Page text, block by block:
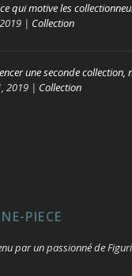
ce qui motive les
| Collection
une seconde collection,
2019 | Collection
PIECE
par un passionné de